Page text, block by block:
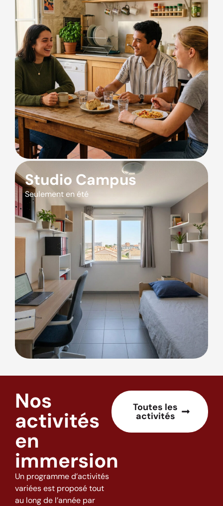
Studio Campus
Seulement en été
Nos
activités
en
immersion
Un programme d’activités
variées est proposé tout
au long de l’année par
Toutes les
activités